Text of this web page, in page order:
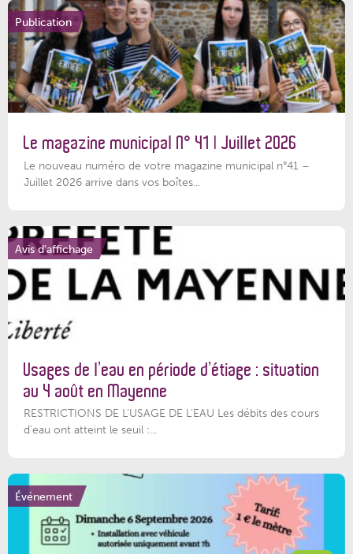
Publication
Le magazine municipal N° 41 | Juillet 2026
Le nouveau numéro de votre magazine municipal n°41 –
Juillet 2026 arrive dans vos boîtes...
Avis d'affichage
Usages de l’eau en période d’étiage : situation
au 4 août en Mayenne
RESTRICTIONS DE L’USAGE DE L’EAU Les débits des cours
d'eau ont atteint le seuil :...
Événement